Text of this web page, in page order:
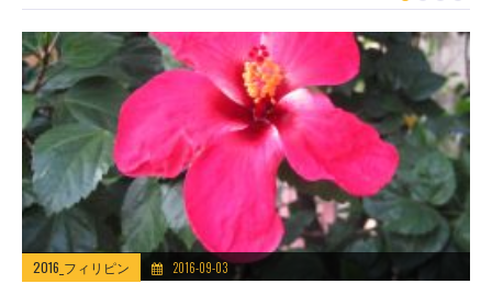
2016_フィリピン 2016-09-03